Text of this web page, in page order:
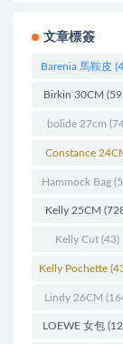
文章標簽
Barenia 馬鞍皮
Birkin 30CM
bolide 27cm
Constance
(216)
Hammock Bag
Kelly 25CM
Kelly Cut(43)
Kelly Pochette
Lindy 26CM
LOEWE 女包